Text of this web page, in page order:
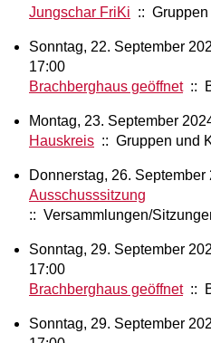
Jungschar FriKi ::
Sonntag, 22. September
17:00
Brachberghaus geöffnet::
Montag, 23. September
Hauskreis :: Gruppen und
Donnerstag, 26. September
Ausschusssitzung
:: Versammlungen/
Sonntag, 29. September
17:00
Brachberghaus geöffnet::
Sonntag, 29. September